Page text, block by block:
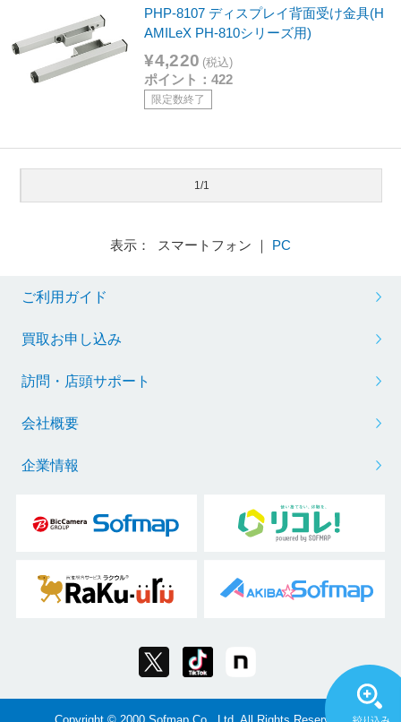
PHP-8107 ディスプレイ背面受け金具(H
AMILeX PH-810シリーズ用)
¥4,220 (税込)
ポイント：422
限定数終了
1/1
表示： スマートフォン ｜ PC
ご利用ガイド
買取お申し込み
訪問・店頭サポート
会社概要
企業情報